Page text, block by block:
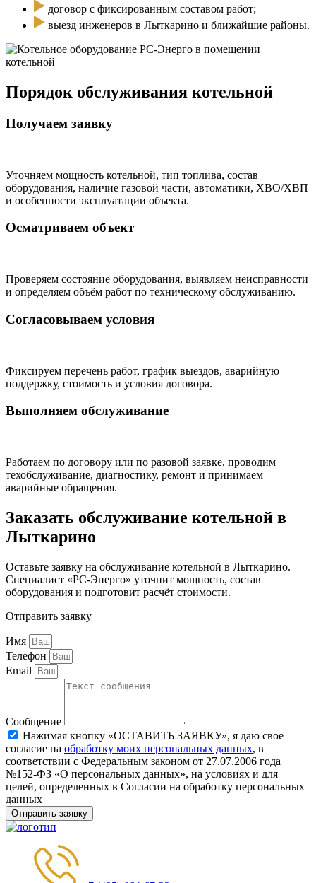
договор с фиксированным составом работ;
выезд инженеров в Лыткарино и ближайшие районы.
Порядок обслуживания котельной
Получаем заявку
Уточняем мощность котельной, тип топлива, состав
оборудования, наличие газовой части, автоматики, ХВО/ХВП
и особенности эксплуатации объекта.
Осматриваем объект
Проверяем состояние оборудования, выявляем неисправности
и определяем объём работ по техническому обслуживанию.
Согласовываем условия
Фиксируем перечень работ, график выездов, аварийную
поддержку, стоимость и условия договора.
Выполняем обслуживание
Работаем по договору или по разовой заявке, проводим
техобслуживание, диагностику, ремонт и принимаем
аварийные обращения.
Заказать обслуживание котельной в
Лыткарино
Оставьте заявку на обслуживание котельной в Лыткарино.
Специалист «РС-Энерго» уточнит мощность, состав
оборудования и подготовит расчёт стоимости.
Отправить заявку
Имя
Телефон
Email
Сообщение
Нажимая кнопку «ОСТАВИТЬ ЗАЯВКУ», я даю свое
согласие на обработку моих персональных данных, в
соответствии с Федеральным законом от 27.07.2006 года
№152-ФЗ «О персональных данных», на условиях и для
целей, определенных в Согласии на обработку персональных
данных
Отправить заявку